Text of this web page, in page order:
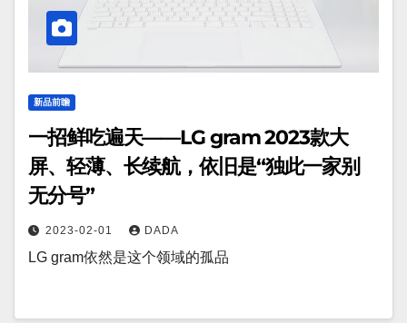
新品前瞻
一招鲜吃遍天——LG gram 2023款大
屏、轻薄、长续航，依旧是“独此一家别
无分号”
2023-02-01 DADA
LG gram依然是这个领域的孤品